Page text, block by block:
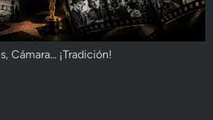
Cámara... ¡Tradición!